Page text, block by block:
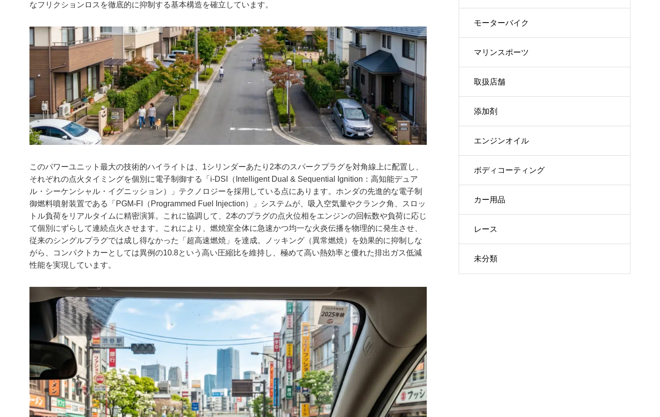
なフリクションロスを徹底的に抑制する基本構造を確立しています。
このパワーユニット最大の技術的ハイライトは、1シリンダーあたり2本のスパークプラグを対角線上に配置し、
それぞれの点火タイミングを個別に電子制御する「i-DSI（Intelligent Dual & Sequential Ignition：高知能デュア
ル・シーケンシャル・イグニッション）」テクノロジーを採用している点にあります。ホンダの先進的な電子制
御燃料噴射装置である「PGM-FI（Programmed Fuel Injection）」システムが、吸入空気量やクランク角、スロッ
トル負荷をリアルタイムに精密演算。これに協調して、2本のプラグの点火位相をエンジンの回転数や負荷に応じ
て個別にずらして連続点火させます。これにより、燃焼室全体に急速かつ均一な火炎伝播を物理的に発生させ、
従来のシングルプラグでは成し得なかった「超高速燃焼」を達成。ノッキング（異常燃焼）を効果的に抑制しな
がら、コンパクトカーとしては異例の10.8という高い圧縮比を維持し、極めて高い熱効率と優れた排出ガス低減
性能を実現しています。
モーターバイク
マリンスポーツ
取扱店舗
添加剤
エンジンオイル
ボディコーティング
カー用品
レース
未分類